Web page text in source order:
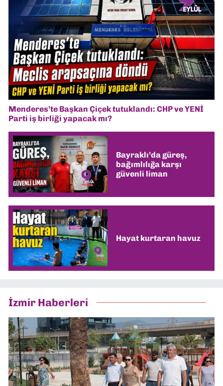
Menderes’te Başkan Çiçek tutuklandı: CHP ve YENİ
Parti iş birliği yapacak mı?
Bayraklı’da güreş,
bağımlılığa karşı
güvenli liman
Hayat kurtaran havuz
İzmir Haberleri